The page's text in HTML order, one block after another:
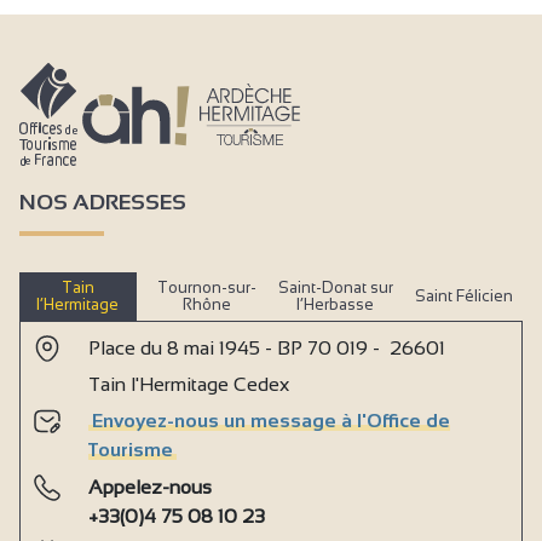
NOS ADRESSES
Tain
l’Hermitage
Tournon-sur-
Rhône
Saint-Donat sur
l’Herbasse
Saint Félicien
Place du 8 mai 1945 - BP 70 019 - 26601
Tain l'Hermitage Cedex
Envoyez-nous un message à l'Office de
Tourisme
Appelez-nous
+33(0)4 75 08 10 23